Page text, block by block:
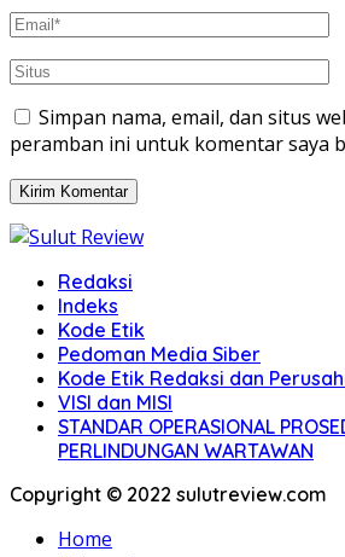
Simpan nama, email, dan situs
peramban ini untuk komentar saya
Redaksi
Indeks
Kode Etik
Pedoman Media Siber
Kode Etik Redaksi dan
VISI dan MISI
STANDAR OPERASIONAL
PERLINDUNGAN WARTAWAN
Copyright © 2022 sulutreview.com
Home